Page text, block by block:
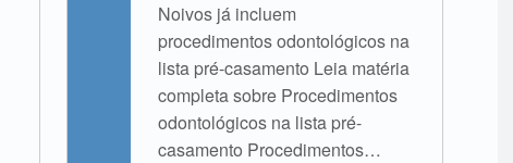
Noivos já incluem
procedimentos odontológicos na
lista pré-casamento Leia matéria
completa sobre Procedimentos
odontológicos na lista pré-
casamento Procedimentos…